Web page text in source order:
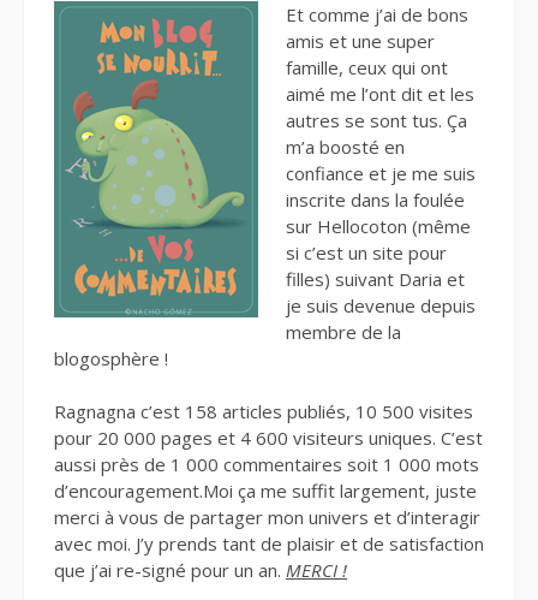
Et comme j’ai de bons
amis et une super
famille, ceux qui ont
aimé me l’ont dit et les
autres se sont tus. Ça
m’a boosté en
confiance et je me suis
inscrite dans la foulée
sur Hellocoton (même
si c’est un site pour
filles) suivant Daria et
je suis devenue depuis
membre de la
blogosphère !
Ragnagna c’est 158 articles publiés, 10 500 visites
pour 20 000 pages et 4 600 visiteurs uniques. C’est
aussi près de 1 000 commentaires soit 1 000 mots
d’encouragement.Moi ça me suffit largement, juste
merci à vous de partager mon univers et d’interagir
avec moi. J’y prends tant de plaisir et de satisfaction
que j’ai re-signé pour un an. MERCI !